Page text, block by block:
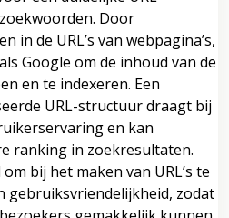
Door
in de URL’s van webpagina’s,
Google om de inhoud van de
en te indexeren. Een
URL-structuur draagt bij
en kan
ranking in zoekresultaten.
bij het maken van URL’s te
gebruiksvriendelijkheid, zodat